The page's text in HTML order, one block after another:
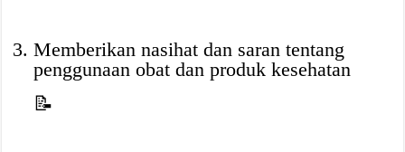
Memberikan nasihat dan saran tentang
penggunaan obat dan produk kesehatan
📝